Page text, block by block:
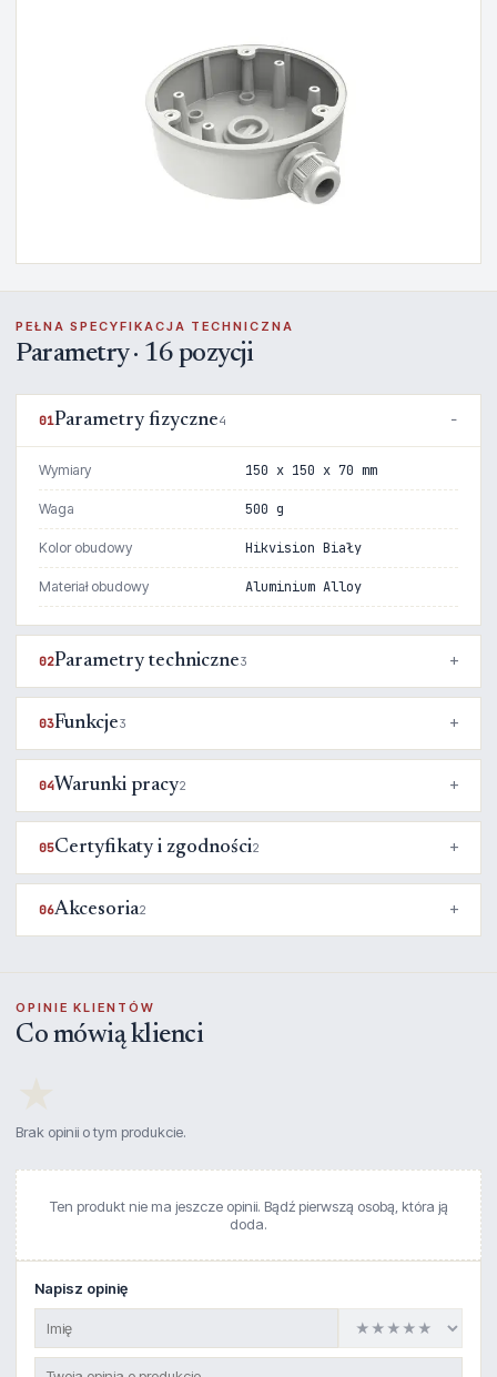
PEŁNA SPECYFIKACJA TECHNICZNA
Parametry · 16 pozycji
01Parametry fizyczne4
Wymiary 150 x 150 x 70 mm
Waga 500 g
Kolor obudowy Hikvision Biały
Materiał obudowy Aluminium Alloy
02Parametry techniczne3
03Funkcje3
04Warunki pracy2
05Certyfikaty i zgodności2
06Akcesoria2
OPINIE KLIENTÓW
Co mówią klienci
Brak opinii o tym produkcie.
Ten produkt nie ma jeszcze opinii. Bądź pierwszą osobą, która ją
doda.
Napisz opinię